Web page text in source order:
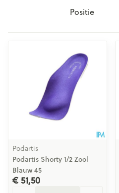
Sorteer op:
Podartis
Podartis Shorty 1/2 Zool
Blauw 45
€ 51,50